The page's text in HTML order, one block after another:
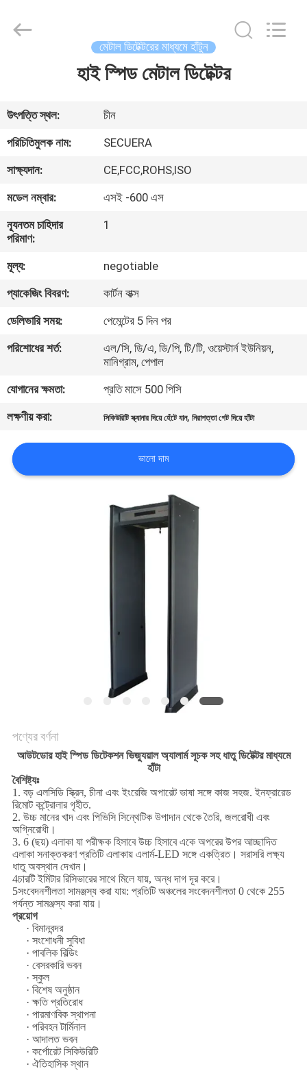
পণ্য
আমাদের
কারখানা
মান
নিয়ন্ত্রণ
করুন
জন্য
আবেদন
Rights
মেটাল ডিটেক্টরের মাধ্যমে হাঁটুন
হাই স্পিড মেটাল ডিটেক্টর
উৎপত্তি স্থল:
চীন
পরিচিতিমুলক নাম:
SECUERA
সাক্ষ্যদান:
CE,FCC,ROHS,ISO
মডেল নম্বার:
এসই -600 এস
ন্যূনতম চাহিদার
পরিমাণ:
1
মূল্য:
negotiable
প্যাকেজিং বিবরণ:
কার্টন বাক্স
ডেলিভারি সময়:
পেমেন্টের 5 দিন পর
পরিশোধের শর্ত:
এল/সি, ডি/এ, ডি/পি, টি/টি, ওয়েস্টার্ন ইউনিয়ন,
মানিগ্রাম, পেপাল
যোগানের ক্ষমতা:
প্রতি মাসে 500 পিসি
লক্ষণীয় করা:
সিকিউরিটি স্ক্যানার দিয়ে হেঁটে যান,নিরাপত্তা গেট দিয়ে হাঁটা
ভালো দাম
পণ্যের বর্ণনা
আউটডোর হাই স্পিড ডিটেকশন ভিজ্যুয়াল অ্যালার্ম সূচক সহ ধাতু ডিটেক্টর মাধ্যমে
হাঁটা
বৈশিষ্ট্যঃ
1. বড় এলসিডি স্ক্রিন, চীনা এবং ইংরেজি অপারেট ভাষা সঙ্গে কাজ সহজ. ইনফ্রারেড
রিমোট কন্ট্রোলার গৃহীত.
2. উচ্চ মানের খাদ এবং পিভিসি সিন্থেটিক উপাদান থেকে তৈরি, জলরোধী এবং
অগ্নিরোধী।
3. 6 (ছয়) এলাকা যা পরীক্ষক হিসাবে উচ্চ হিসাবে একে অপরের উপর আচ্ছাদিত
এলাকা সনাক্তকরণ প্রতিটি এলাকায় এলার্ম-LED সঙ্গে একত্রিত। সরাসরি লক্ষ্য
ধাতু অবস্থান দেখান।
4চারটি ইমিটার রিসিভারের সাথে মিলে যায়, অন্ধ দাগ দূর করে।
5সংবেদনশীলতা সামঞ্জস্য করা যায়: প্রতিটি অঞ্চলের সংবেদনশীলতা 0 থেকে 255
পর্যন্ত সামঞ্জস্য করা যায়।
প্রয়োগ
· বিমানবন্দর
· সংশোধনী সুবিধা
· পাবলিক বিল্ডিং
· বেসরকারি ভবন
· স্কুল
· বিশেষ অনুষ্ঠান
· ক্ষতি প্রতিরোধ
· পারমাণবিক স্থাপনা
· পরিবহন টার্মিনাল
· আদালত ভবন
· কর্পোরেট সিকিউরিটি
· ঐতিহাসিক স্থান